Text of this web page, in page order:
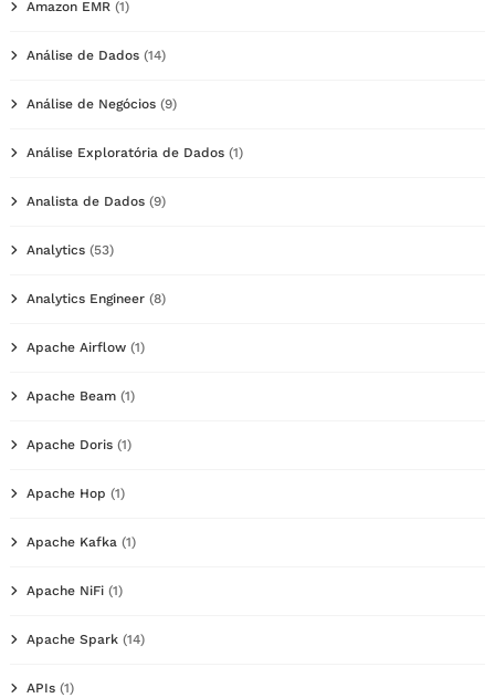
Amazon EMR (1)
Análise de Dados (14)
Análise de Negócios (9)
Análise Exploratória de Dados (1)
Analista de Dados (9)
Analytics (53)
Analytics Engineer (8)
Apache Airflow (1)
Apache Beam (1)
Apache Doris (1)
Apache Hop (1)
Apache Kafka (1)
Apache NiFi (1)
Apache Spark (14)
APIs (1)